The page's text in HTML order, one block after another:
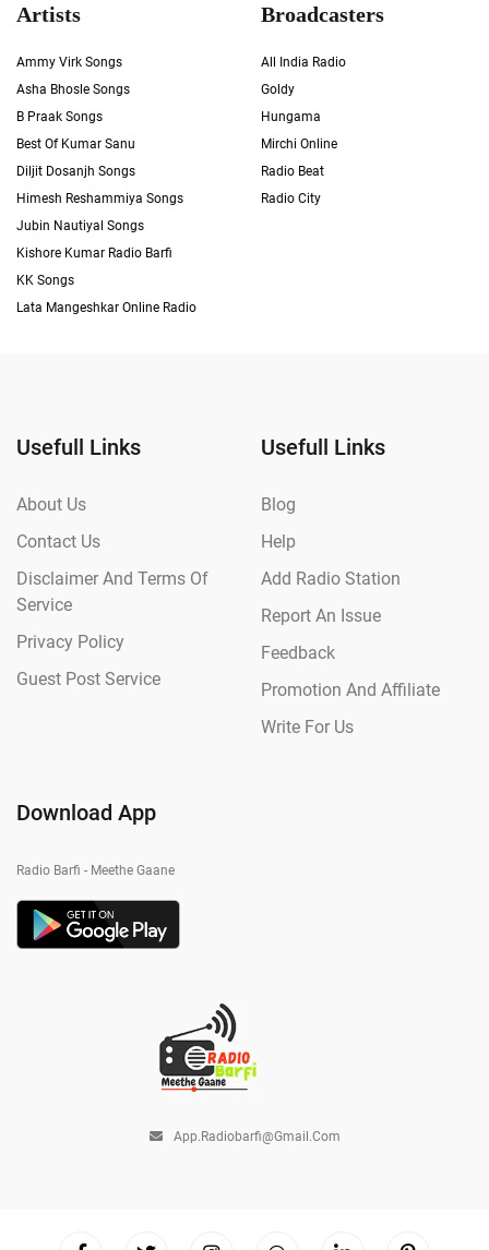
Artists
Ammy Virk Songs
Asha Bhosle Songs
B Praak Songs
Best Of Kumar Sanu
Diljit Dosanjh Songs
Himesh Reshammiya Songs
Jubin Nautiyal Songs
Kishore Kumar Radio Barfi
KK Songs
Lata Mangeshkar Online Radio
Broadcasters
All India Radio
Goldy
Hungama
Mirchi Online
Radio Beat
Radio City
Usefull Links
About Us
Contact Us
Disclaimer And Terms Of
Service
Privacy Policy
Guest Post Service
Usefull Links
Blog
Help
Add Radio Station
Report An Issue
Feedback
Promotion And Affiliate
Write For Us
Download App
Radio Barfi - Meethe Gaane
App.radiobarfi@gmail.com